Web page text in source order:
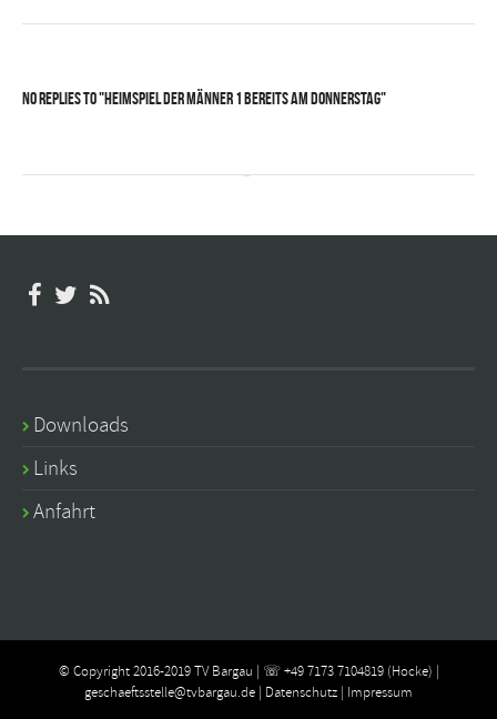
No Replies to "Heimspiel der Männer 1 bereits am Donnerstag"
Downloads
Links
Anfahrt
© Copyright 2016-2019 TV Bargau | ☏ +49 7173 7104819 (Hocke) |
geschaeftsstelle@tvbargau.de | Datenschutz | Impressum